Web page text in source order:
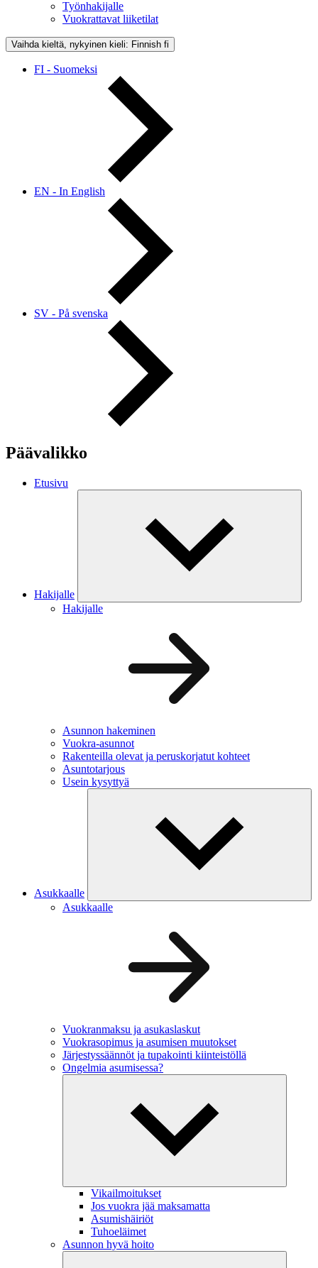
Työnhakijalle
Vuokrattavat liiketilat
Vaihda kieltä, nykyinen kieli: Finnish fi
FI - Suomeksi
EN - In English
SV - På svenska
Päävalikko
Etusivu
Hakijalle
Hakijalle
Asunnon hakeminen
Vuokra-asunnot
Rakenteilla olevat ja peruskorjatut kohteet
Asuntotarjous
Usein kysyttyä
Asukkaalle
Asukkaalle
Vuokranmaksu ja asukaslaskut
Vuokrasopimus ja asumisen muutokset
Järjestyssäännöt ja tupakointi kiinteistöllä
Ongelmia asumisessa?
Vikailmoitukset
Jos vuokra jää maksamatta
Asumishäiriöt
Tuhoeläimet
Asunnon hyvä hoito